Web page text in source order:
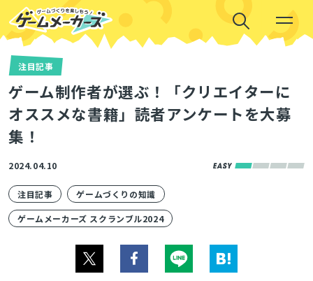
注目記事
ゲーム制作者が選ぶ！「クリエイターに
オススメな書籍」読者アンケートを大募
集！
2024.04.10
注目記事 ゲームづくりの知識
ゲームメーカーズ スクランブル2024